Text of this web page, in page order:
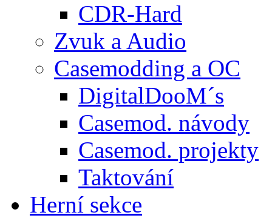
CDR-Hard
Zvuk a Audio
Casemodding a OC
DigitalDooM´s
Casemod. návody
Casemod. projekty
Taktování
Herní sekce